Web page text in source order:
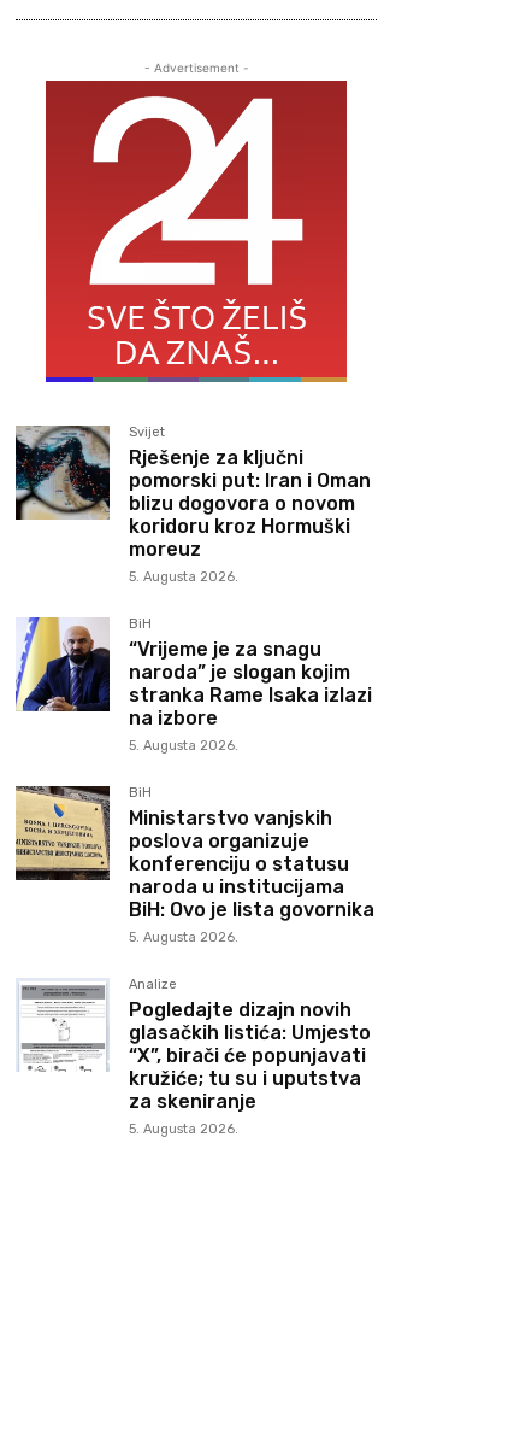
- Advertisement -
Svijet
Rješenje za ključni
pomorski put: Iran i Oman
blizu dogovora o novom
koridoru kroz Hormuški
moreuz
5. Augusta 2026.
BiH
“Vrijeme je za snagu
naroda” je slogan kojim
stranka Rame Isaka izlazi
na izbore
5. Augusta 2026.
BiH
Ministarstvo vanjskih
poslova organizuje
konferenciju o statusu
naroda u institucijama
BiH: Ovo je lista govornika
5. Augusta 2026.
Analize
Pogledajte dizajn novih
glasačkih listića: Umjesto
“X”, birači će popunjavati
kružiće; tu su i uputstva
za skeniranje
5. Augusta 2026.